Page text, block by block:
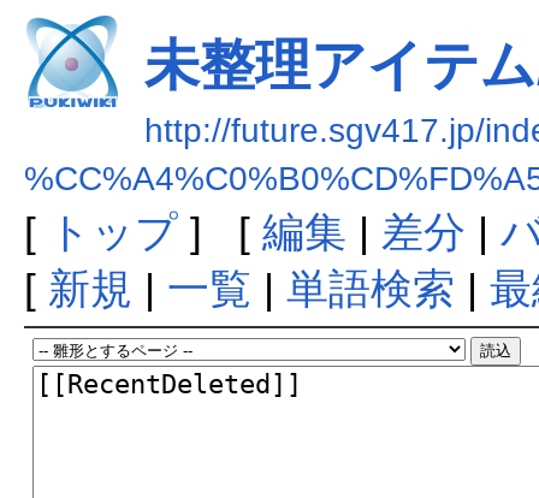
未整理アイテ
http://future.sgv417.jp/
[ トップ] [ 編集 | 差分 |
[ 新規 | 一覧 | 単語検索 |